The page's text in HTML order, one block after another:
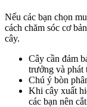
Nếu các bạn chọn
cách chăm sóc cơ
cây.
Cây cần đảm
trưởng và phát
Chú ý bòn
Khi cây xuất
các bạn nên